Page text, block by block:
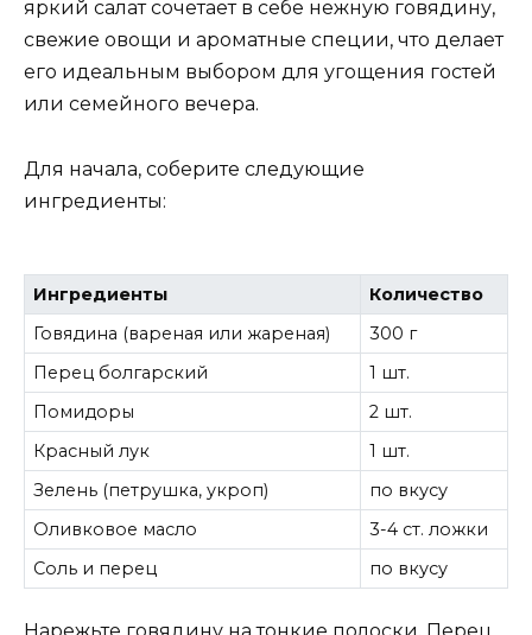
яркий салат сочетает в себе нежную говядину,
свежие овощи и ароматные специи, что делает
его идеальным выбором для угощения гостей
или семейного вечера.
Для начала, соберите следующие
ингредиенты:
Ингредиенты
Количество
Говядина (вареная или жареная)
300 г
Перец болгарский
1 шт.
Помидоры
2 шт.
Красный лук
1 шт.
Зелень (петрушка, укроп)
по вкусу
Оливковое масло
3-4 ст. ложки
Соль и перец
по вкусу